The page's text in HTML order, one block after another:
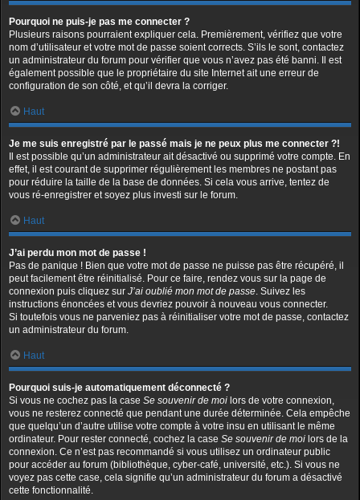
Pourquoi ne puis-je pas me connecter ?
Plusieurs raisons pourraient expliquer cela. Premièrement, vérifiez que votre
nom d’utilisateur et votre mot de passe soient corrects. S’ils le sont, contactez
un administrateur du forum pour vérifier que vous n’avez pas été banni. Il est
également possible que le propriétaire du site Internet ait une erreur de
configuration de son côté, et qu’il devra la corriger.
Haut
Je me suis enregistré par le passé mais je ne peux plus me connecter ?!
Il est possible qu’un administrateur ait désactivé ou supprimé votre compte. En
effet, il est courant de supprimer régulièrement les membres ne postant pas
pour réduire la taille de la base de données. Si cela vous arrive, tentez de
vous ré-enregistrer et soyez plus investi sur le forum.
Haut
J’ai perdu mon mot de passe !
Pas de panique ! Bien que votre mot de passe ne puisse pas être récupéré, il
peut facilement être réinitialisé. Pour ce faire, rendez vous sur la page de
connexion puis cliquez sur J’ai oublié mon mot de passe. Suivez les
instructions énoncées et vous devriez pouvoir à nouveau vous connecter.
Si toutefois vous ne parveniez pas à réinitialiser votre mot de passe, contactez
un administrateur du forum.
Haut
Pourquoi suis-je automatiquement déconnecté ?
Si vous ne cochez pas la case Se souvenir de moi lors de votre connexion,
vous ne resterez connecté que pendant une durée déterminée. Cela empêche
que quelqu’un d’autre utilise votre compte à votre insu en utilisant le même
ordinateur. Pour rester connecté, cochez la case Se souvenir de moi lors de la
connexion. Ce n’est pas recommandé si vous utilisez un ordinateur public
pour accéder au forum (bibliothèque, cyber-café, université, etc.). Si vous ne
voyez pas cette case, cela signifie qu’un administrateur du forum a désactivé
cette fonctionnalité.